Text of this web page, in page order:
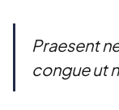
Praesent
congue ut